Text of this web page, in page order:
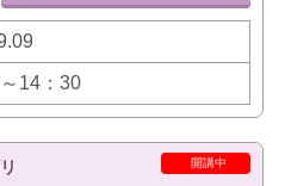
14：30
開講中